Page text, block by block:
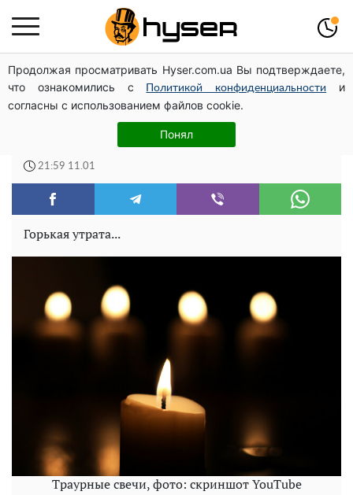
Продолжая просматривать Hyser.com.ua Вы подтверждаете,
что ознакомились с
Политикой конфиденциальности
и
согласны с использованием файлов cookie.
Понял
Может ли Почтовая площадь стать главной точкой
входа в исторический Киев
Не стало знаменитого советского
21:59 11.01
Горькая утрата...
Траурные свечи, фото: скриншот YouTube